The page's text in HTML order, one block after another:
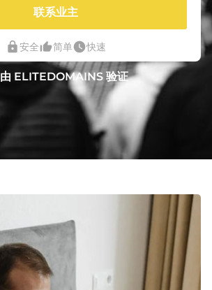
联系业主
lock安全thumb_up_alt简单watch_later快速
由 ELITEDOMAINS 验证